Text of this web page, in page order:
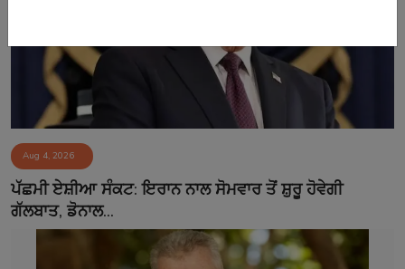
Aug 4, 2026
ਪੱਛਮੀ ਏਸ਼ੀਆ ਸੰਕਟ: ਇਰਾਨ ਨਾਲ ਸੋਮਵਾਰ ਤੋਂ ਸ਼ੁਰੂ ਹੋਵੇਗੀ
ਗੱਲਬਾਤ, ਡੋਨਾਲ...